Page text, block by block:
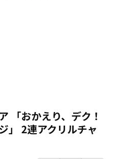
「おかえり、デク！
」 2連アクリルチャ